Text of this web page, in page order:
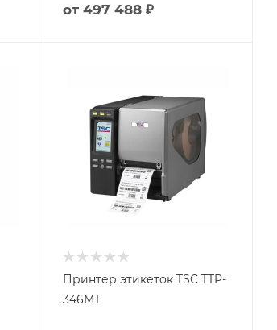
от497 488 ₽
Принтер этикеток TSC TTP-
346MT